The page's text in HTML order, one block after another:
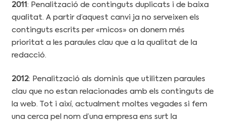
2011 : Penalització de continguts duplicats i de baixa
qualitat. A partir d’aquest canvi ja no serveixen els
continguts escrits per «micos» on donem més
prioritat a les paraules clau que a la qualitat de la
redacció.
2012: Penalització als dominis que utilitzen paraules
clau que no estan relacionades amb els continguts de
la web. Tot i així, actualment moltes vegades si fem
una cerca pel nom d’una empresa ens surt la